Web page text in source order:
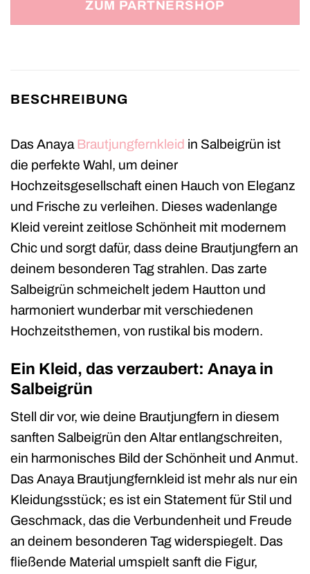
ZUM PARTNERSHOP
BESCHREIBUNG
Das Anaya Brautjungfernkleid in Salbeigrün ist
die perfekte Wahl, um deiner
Hochzeitsgesellschaft einen Hauch von Eleganz
und Frische zu verleihen. Dieses wadenlange
Kleid vereint zeitlose Schönheit mit modernem
Chic und sorgt dafür, dass deine Brautjungfern an
deinem besonderen Tag strahlen. Das zarte
Salbeigrün schmeichelt jedem Hautton und
harmoniert wunderbar mit verschiedenen
Hochzeitsthemen, von rustikal bis modern.
Ein Kleid, das verzaubert: Anaya in
Salbeigrün
Stell dir vor, wie deine Brautjungfern in diesem
sanften Salbeigrün den Altar entlangschreiten,
ein harmonisches Bild der Schönheit und Anmut.
Das Anaya Brautjungfernkleid ist mehr als nur ein
Kleidungsstück; es ist ein Statement für Stil und
Geschmack, das die Verbundenheit und Freude
an deinem besonderen Tag widerspiegelt. Das
fließende Material umspielt sanft die Figur,